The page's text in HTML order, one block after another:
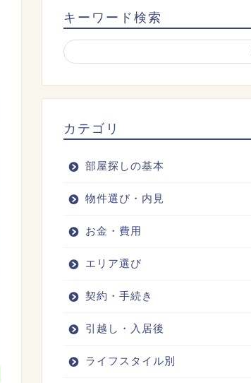
キーワード検索
カテゴリ
部屋探しの基本
物件選び・内見
お金・費用
エリア選び
契約・手続き
引越し・入居後
ライフスタイル別